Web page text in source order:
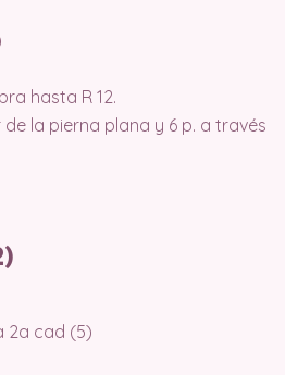
hasta R 12.
la pierna plana y 6 p. a través
2a cad (5)